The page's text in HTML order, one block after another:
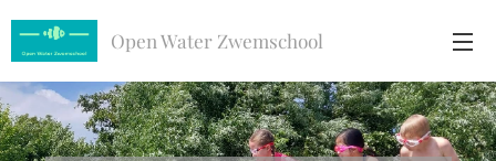
Open Water Zwemschool